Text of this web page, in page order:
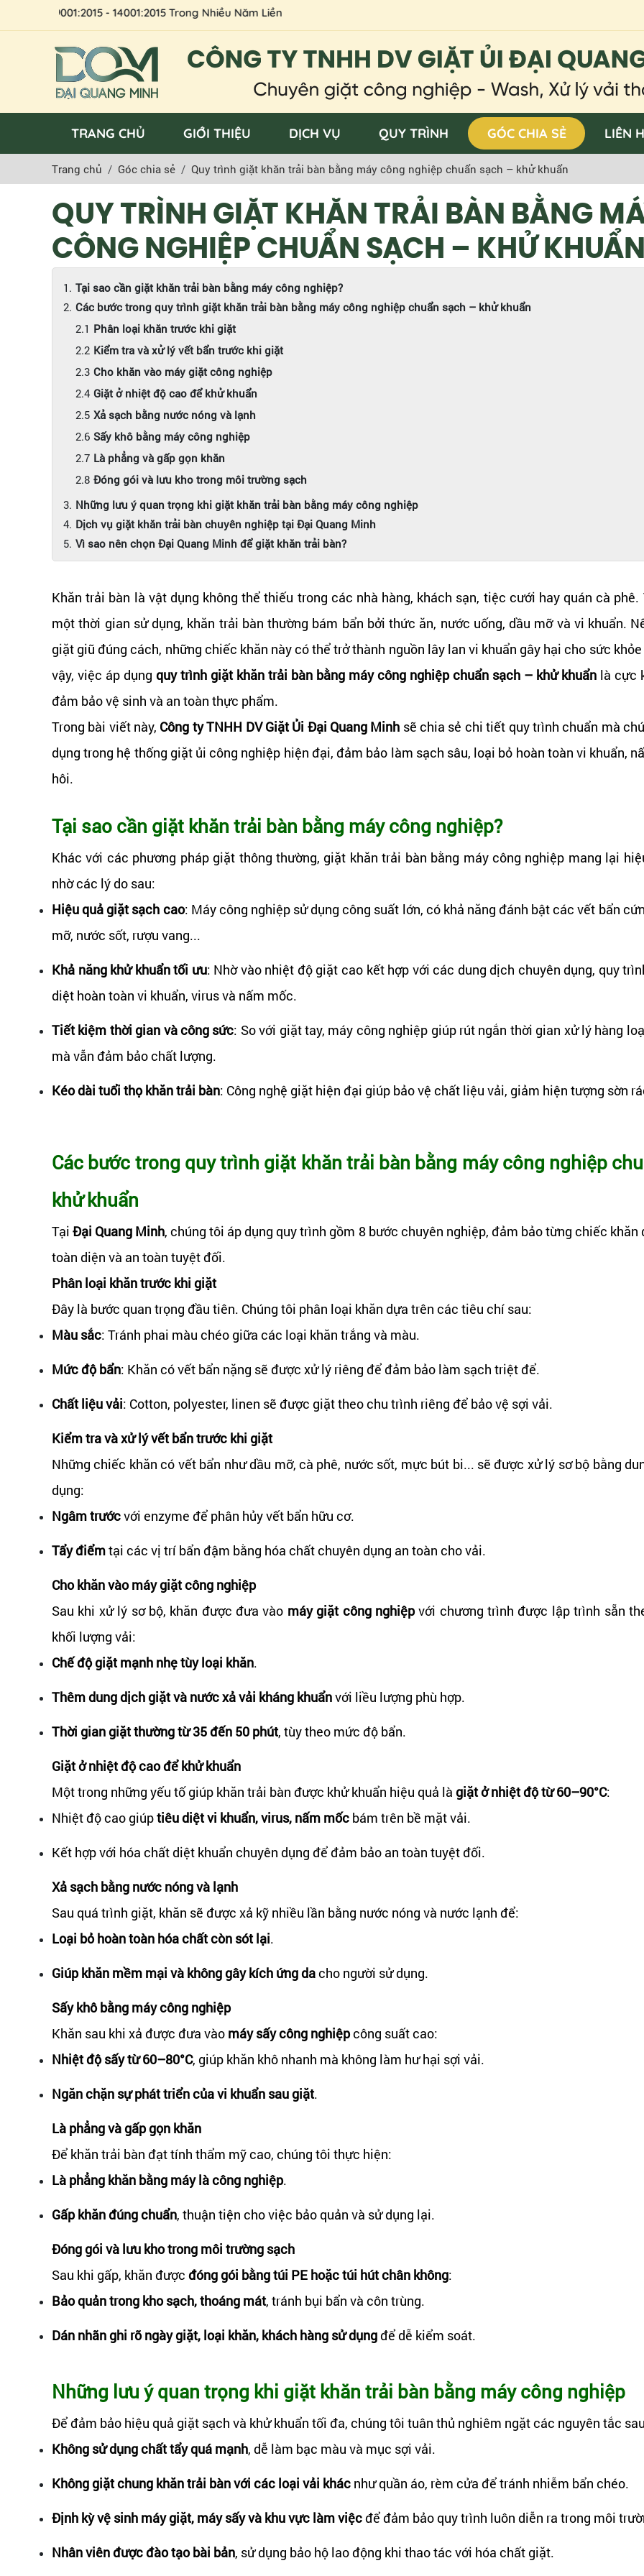
- 14001:2015 Trong Nhiều Năm Liền
TRANG CHỦ GIỚI THIỆU DỊCH VỤ QUY TRÌNH GÓC CHIA SẺ LIÊN
Trang chủ Góc chia sẻ Quy trình giặt khăn trải bàn bằng máy công nghiệp chuẩn sạch – khử khuẩn
QUY TRÌNH GIẶT KHĂN TRẢI BÀN BẰNG
CÔNG NGHIỆP CHUẨN SẠCH – KHỬ KHUẨN
Tại sao cần giặt khăn trải bàn bằng máy công nghiệp?
Các bước trong quy trình giặt khăn trải bàn bằng máy công nghiệp chuẩn sạch – khử khuẩn
Phân loại khăn trước khi giặt
Kiểm tra và xử lý vết bẩn trước khi giặt
Cho khăn vào máy giặt công nghiệp
Giặt ở nhiệt độ cao để khử khuẩn
Xả sạch bằng nước nóng và lạnh
Sấy khô bằng máy công nghiệp
Là phẳng và gấp gọn khăn
Đóng gói và lưu kho trong môi trường sạch
Những lưu ý quan trọng khi giặt khăn trải bàn bằng máy công nghiệp
Dịch vụ giặt khăn trải bàn chuyên nghiệp tại Đại Quang Minh
Vì sao nên chọn Đại Quang Minh để giặt khăn trải bàn?
Khăn trải bàn là vật dụng không thể thiếu trong các nhà hàng, khách sạn, tiệc cưới hay quán cà phê.
một thời gian sử dụng, khăn trải bàn thường bám bẩn bởi thức ăn, nước uống, dầu mỡ và vi khuẩn.
giặt giũ đúng cách, những chiếc khăn này có thể trở thành nguồn lây lan vi khuẩn gây hại cho sức
vậy, việc áp dụng quy trình giặt khăn trải bàn bằng máy công nghiệp chuẩn sạch – khử khuẩn là cực
đảm bảo vệ sinh và an toàn thực phẩm.
Trong bài viết này, Công ty TNHH DV Giặt Ủi Đại Quang Minh sẽ chia sẻ chi tiết quy trình chuẩn mà
dụng trong hệ thống giặt ủi công nghiệp hiện đại, đảm bảo làm sạch sâu, loại bỏ hoàn toàn vi khuẩn,
hôi.
Tại sao cần giặt khăn trải bàn bằng máy công nghiệp?
Khác với các phương pháp giặt thông thường, giặt khăn trải bàn bằng máy công nghiệp mang lại
nhờ các lý do sau:
Hiệu quả giặt sạch cao: Máy công nghiệp sử dụng công suất lớn, có khả năng đánh bật các vết bẩn
mỡ, nước sốt, rượu vang...
Khả năng khử khuẩn tối ưu: Nhờ vào nhiệt độ giặt cao kết hợp với các dung dịch chuyên dụng, quy
diệt hoàn toàn vi khuẩn, virus và nấm mốc.
Tiết kiệm thời gian và công sức: So với giặt tay, máy công nghiệp giúp rút ngắn thời gian xử lý hàng
mà vẫn đảm bảo chất lượng.
Kéo dài tuổi thọ khăn trải bàn: Công nghệ giặt hiện đại giúp bảo vệ chất liệu vải, giảm hiện tượng sờn
Các bước trong quy trình giặt khăn trải bàn bằng máy công nghiệp
khử khuẩn
TạiĐại Quang Minh, chúng tôi áp dụng quy trình gồm 8 bước chuyên nghiệp, đảm bảo từng chiếc
toàn diện và an toàn tuyệt đối.
Phân loại khăn trước khi giặt
Đây là bước quan trọng đầu tiên. Chúng tôi phân loại khăn dựa trên các tiêu chí sau:
Màu sắc: Tránh phai màu chéo giữa các loại khăn trắng và màu.
Mức độ bẩn: Khăn có vết bẩn nặng sẽ được xử lý riêng để đảm bảo làm sạch triệt để.
Chất liệu vải: Cotton, polyester, linen sẽ được giặt theo chu trình riêng để bảo vệ sợi vải.
Kiểm tra và xử lý vết bẩn trước khi giặt
Những chiếc khăn có vết bẩn như dầu mỡ, cà phê, nước sốt, mực bút bi... sẽ được xử lý sơ bộ bằng
dụng:
Ngâm trướcvới enzyme để phân hủy vết bẩn hữu cơ.
Tẩy điểmtại các vị trí bẩn đậm bằng hóa chất chuyên dụng an toàn cho vải.
Cho khăn vào máy giặt công nghiệp
Sau khi xử lý sơ bộ, khăn được đưa vào máy giặt công nghiệpvới chương trình được lập trình sẵn
khối lượng vải:
Chế độ giặt mạnh nhẹ tùy loại khăn.
Thêm dung dịch giặt và nước xả vải kháng khuẩnvới liều lượng phù hợp.
Thời gian giặt thường từ 35 đến 50 phút, tùy theo mức độ bẩn.
Giặt ở nhiệt độ cao để khử khuẩn
Một trong những yếu tố giúp khăn trải bàn được khử khuẩn hiệu quả là giặt ở nhiệt độ từ 60–90°C:
Nhiệt độ cao giúptiêu diệt vi khuẩn, virus, nấm mốc bám trên bề mặt vải.
Kết hợp với hóa chất diệt khuẩn chuyên dụng để đảm bảo an toàn tuyệt đối.
Xả sạch bằng nước nóng và lạnh
Sau quá trình giặt, khăn sẽ được xả kỹ nhiều lần bằng nước nóng và nước lạnh để:
Loại bỏ hoàn toàn hóa chất còn sót lại.
Giúp khăn mềm mại và không gây kích ứng dacho người sử dụng.
Sấy khô bằng máy công nghiệp
Khăn sau khi xả được đưa vào máy sấy công nghiệpcông suất cao:
Nhiệt độ sấy từ 60–80°C, giúp khăn khô nhanh mà không làm hư hại sợi vải.
Ngăn chặn sự phát triển của vi khuẩn sau giặt.
Là phẳng và gấp gọn khăn
Để khăn trải bàn đạt tính thẩm mỹ cao, chúng tôi thực hiện:
Là phẳng khăn bằng máy là công nghiệp.
Gấp khăn đúng chuẩn, thuận tiện cho việc bảo quản và sử dụng lại.
Đóng gói và lưu kho trong môi trường sạch
Sau khi gấp, khăn được đóng gói bằng túi PE hoặc túi hút chân không:
Bảo quản trong kho sạch, thoáng mát, tránh bụi bẩn và côn trùng.
Dán nhãn ghi rõ ngày giặt, loại khăn, khách hàng sử dụngđể dễ kiểm soát.
Những lưu ý quan trọng khi giặt khăn trải bàn bằng máy công nghiệp
Để đảm bảo hiệu quả giặt sạch và khử khuẩn tối đa, chúng tôi tuân thủ nghiêm ngặt các nguyên tắc
Không sử dụng chất tẩy quá mạnh, dễ làm bạc màu và mục sợi vải.
Không giặt chung khăn trải bàn với các loại vải khác như quần áo, rèm cửa để tránh nhiễm bẩn chéo.
Định kỳ vệ sinh máy giặt, máy sấy và khu vực làm việcđể đảm bảo quy trình luôn diễn ra trong môi
Nhân viên được đào tạo bài bản, sử dụng bảo hộ lao động khi thao tác với hóa chất giặt.